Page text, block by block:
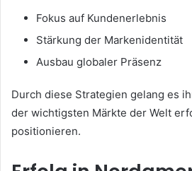
Fokus auf Kundenerlebnis
Stärkung der Markenidentität
Ausbau globaler Präsenz
Durch diese Strategien gelang es
der wichtigsten Märkte der Welt
positionieren.